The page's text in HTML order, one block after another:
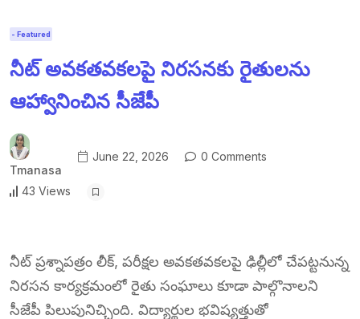
- Featured
నీట్ అవకతవకలపై నిరసనకు రైతులను
ఆహ్వానించిన సీజేపీ
Tmanasa
June 22, 2026 0 Comments
43 Views
నీట్ ప్రశ్నాపత్రం లీక్, పరీక్షల అవకతవకలపై ఢిల్లీలో చేపట్టనున్న
నిరసన కార్యక్రమంలో రైతు సంఘాలు కూడా పాల్గొనాలని
సీజేపీ పిలుపునిచ్చింది. విద్యార్థుల భవిష్యత్తుతో